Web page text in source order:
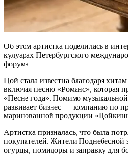
Об этом артистка поделилась в
кулуарах Петербургского
форума.
Цой стала известна благодаря
включая песню «Романс», которая
«Песне года». Помимо
развивает бизнес — компанию по
маринованной продукции
Артистка призналась, что была
покупателей. Жители Поднебесной
огурцы, помидоры и заправку для